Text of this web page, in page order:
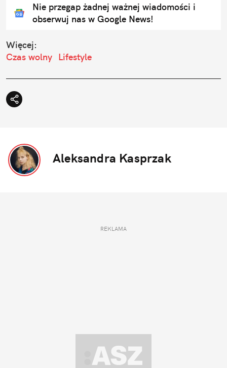
Nie przegap żadnej ważnej wiadomości i
obserwuj nas w Google News!
Więcej:
Czas wolny Lifestyle
Aleksandra Kasprzak
REKLAMA